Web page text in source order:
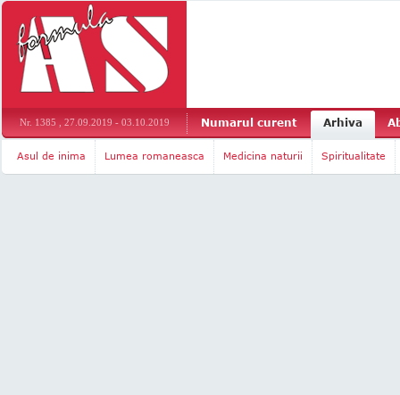
Nr. 1385 , 27.09.2019 - 03.10.2019 Numarul curent Arhiva
Asul de inima Lumea romaneasca Medicina naturii Spiritualitate